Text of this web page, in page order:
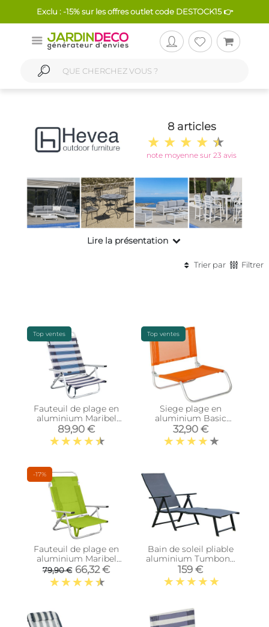
Exclu : -15% sur les offres outlet code DESTOCK15 👉
8 articles
note moyenne sur 23 avis
Lire la présentation
Trier par Filtrer
Top ventes
Fauteuil de plage en
aluminium Maribel
(Rayé bleu)
89,90 €
Top ventes
Siege plage en
aluminium Basic
(Orange)
32,90 €
-17%
Fauteuil de plage en
aluminium Maribel
(Vert)
79,90 € 66,32 €
Bain de soleil pliable
aluminium Tumbona
Cama
159 €